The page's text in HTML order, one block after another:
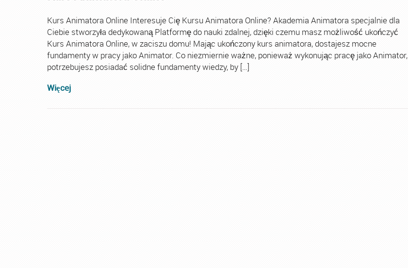
Kurs Animatora Online Interesuje Cię Kursu Animatora Online? Akademia Animatora specjalnie dla
Ciebie stworzyła dedykowaną Platformę do nauki zdalnej, dzięki czemu masz możliwość ukończyć
Kurs Animatora Online, w zaciszu domu! Mając ukończony kurs animatora, dostajesz mocne
fundamenty w pracy jako Animator. Co niezmiernie ważne, ponieważ wykonując pracę jako Animator,
potrzebujesz posiadać solidne fundamenty wiedzy, by […]
Więcej